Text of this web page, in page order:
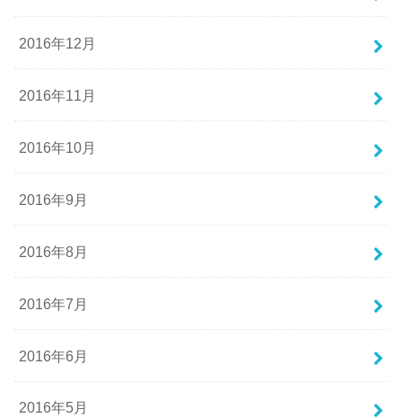
2016年12月
2016年11月
2016年10月
2016年9月
2016年8月
2016年7月
2016年6月
2016年5月